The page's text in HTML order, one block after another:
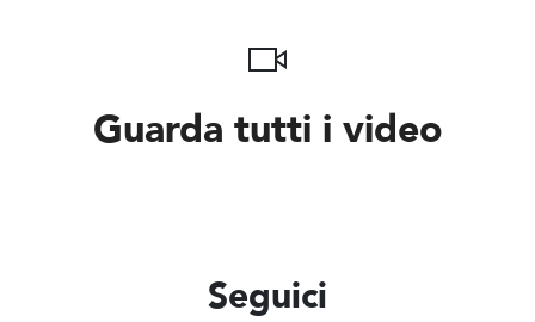
Guarda tutti i video
Seguici